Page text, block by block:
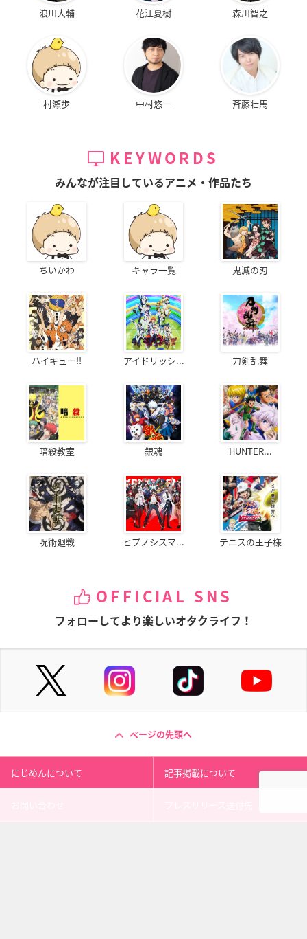
浪川大輔 花江夏樹 森川智之
村瀬歩 中村悠一 斉藤壮馬
KEYWORDS
みんなが注目しているアニメ・作品たち
ちいかわ キャラ一覧 鬼滅の刃
ハイキュー!! アイドリッシ... 刀剣乱舞
暗殺教室 銀魂 HUNTER...
呪術廻戦 ヒプノシスマ... テニスの王子様
OFFICIAL SNS
フォローしてより楽しいオタクライフ！
ページの先頭へ
にじめんについて 記事掲載について